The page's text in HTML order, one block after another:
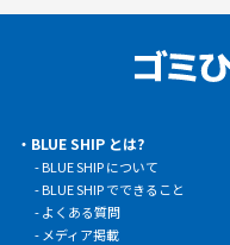
BLUE SHIP とは?
BLUE SHIP について
BLUE SHIP でできること
よくある質問
メディア掲載